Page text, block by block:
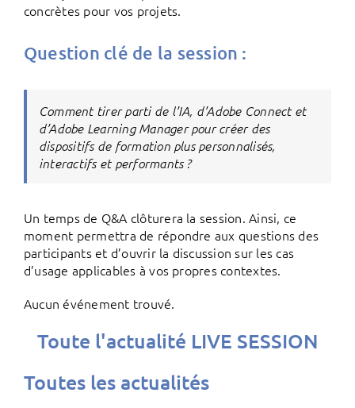
concrètes pour vos projets.
Question clé de la session :
Comment tirer parti de l’IA, d’Adobe Connect et
d’Adobe Learning Manager pour créer des
dispositifs de formation plus personnalisés,
interactifs et performants ?
Un temps de Q&A clôturera la session. Ainsi, ce
moment permettra de répondre aux questions des
participants et d’ouvrir la discussion sur les cas
d’usage applicables à vos propres contextes.
Aucun événement trouvé.
Toute l'actualité LIVE SESSION
Toutes les actualités